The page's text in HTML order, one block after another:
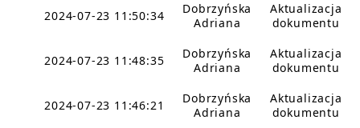
2024-07-23 11:50:34
Dobrzyńska
Adriana
Aktualizacja
dokumentu
2024-07-23 11:48:35
Dobrzyńska
Adriana
Aktualizacja
dokumentu
2024-07-23 11:46:21
Dobrzyńska
Adriana
Aktualizacja
dokumentu